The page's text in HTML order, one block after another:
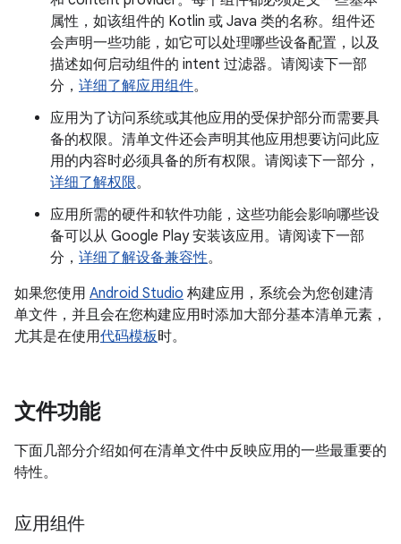
属性，如该组件的 Kotlin 或 Java 类的名称。组件还
会声明一些功能，如它可以处理哪些设备配置，以及
描述如何启动组件的 intent 过滤器。请阅读下一部
分， 详细了解应用组件。
应用为了访问系统或其他应用的受保护部分而需要具
备的权限。清单文件还会声明其他应用想要访问此应
用的内容时必须具备的所有权限。请阅读下一部分，
详细了解权限。
应用所需的硬件和软件功能，这些功能会影响哪些设
备可以从 Google Play 安装该应用。请阅读下一部
分， 详细了解设备兼容性。
如果您使用 Android Studio 构建应用，系统会为您创建清
单文件，并且会在您构建应用时添加大部分基本清单元素，
尤其是在使用代码模板时。
文件功能
下面几部分介绍如何在清单文件中反映应用的一些最重要的
特性。
应用组件